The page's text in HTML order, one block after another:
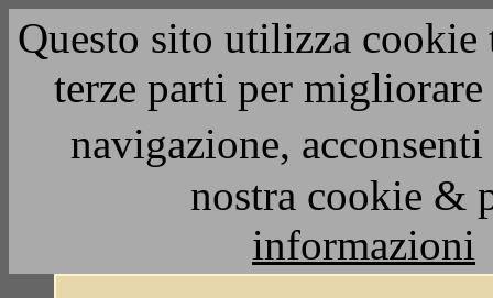
Questo sito utilizza
terze parti per
navigazione,
nostra cookie &
informazioni